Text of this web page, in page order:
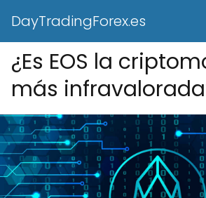
DayTradingForex.es
¿Es EOS la
más